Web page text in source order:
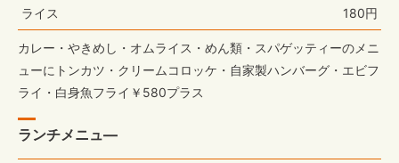
ライス 180円
カレー・やきめし・オムライス・めん類・スパゲッティーのメニ
ューにトンカツ・クリームコロッケ・自家製ハンバーグ・エビフ
ライ・白身魚フライ￥580プラス
ランチメニュ―